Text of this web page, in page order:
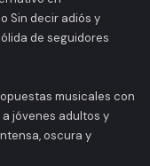
Sin decir adiós y
de seguidores
musicales con
jóvenes adultos y
oscura y